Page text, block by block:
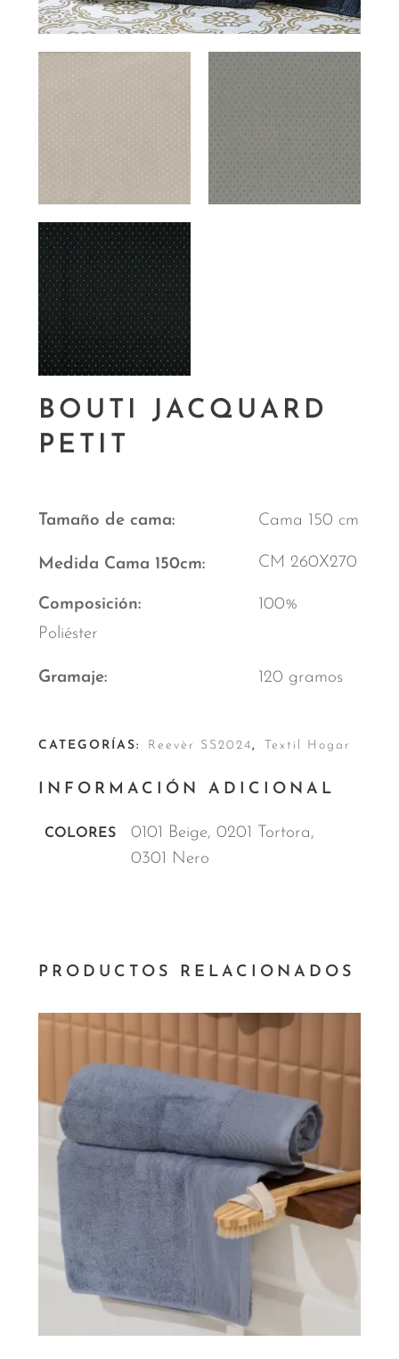
BOUTI JACQUARD
PETIT
Tamaño de cama Cama 150 cm
Medida Cama 150cm CM 260X270
Composición
100%
Poliéster
Gramaje 120 gramos
CATEGORÍAS: Reevèr SS2024, Textil Hogar
INFORMACIÓN ADICIONAL
COLORES
0101 Beige, 0201 Tortora,
0301 Nero
PRODUCTOS RELACIONADOS